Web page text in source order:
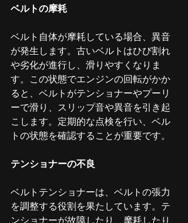
ベルトの摩耗
ベルト自体が摩耗している場合、異音
が発生します。古いベルトはひび割れ
や劣化が進行し、滑りやすくなりま
す。この状態でエンジンの回転がかか
ると、ベルトがテンショナーやプーリ
ーで滑り、スリップ音や異音を引き起
こします。定期的な点検を行い、ベル
トの状態を確認することが重要です。
テンショナーの不良
ベルトテンショナーは、ベルトの張力
を調整する役割を果たしています。テ
ンショナーが故障したり、摩耗したり